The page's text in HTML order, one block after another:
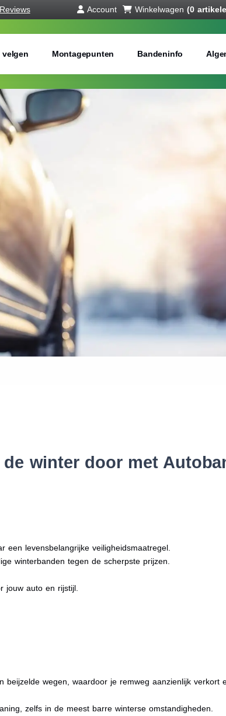
Account Winkelwagen (0
velgen Montagepunten Bandeninfo
voordelig winterbanden
Hoogte:
ik de maat van mijn banden
met bestellen
winter door met
levensbelangrijke veiligheidsmaatregel.
winterbanden tegen de scherpste prijzen.
jouw auto en rijstijl.
wegen, waardoor je remweg aanzienlijk verkort
zelfs in de meest barre winterse omstandigheden.